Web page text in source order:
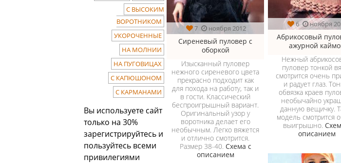
7 ноября 2012
Сиреневый пуловер с
оборкой
Изысканный пуловер
нежного сиреневого цвета
прекрасно подходит как
для похода на работу, так и
в гости. Классический
беспроигрышный вариант.
Оригинальный узор у
воротника делает его
необычным. Легко вяжется
и отлично смотрится.
Размер 38-40. Схема с
описанием
6 ноября
Абрикосовый
ажурной
Нежный
пуловер тонкой
смотрится очень
и радует глаз.
обвязка краев
необычайно
данную вещичку.
модель смотрится
выигрышно.
описанием
С ВЫСОКИМ
ВОРОТНИКОМ
УКОРОЧЕННЫЕ
НА МОЛНИИ
НА ПУГОВИЦАХ
С КАПЮШОНОМ
С КАРМАНАМИ
Вы используете сайт
только на 30%
зарегистрируйтесь и
пользуйтесь всеми
привилегиями